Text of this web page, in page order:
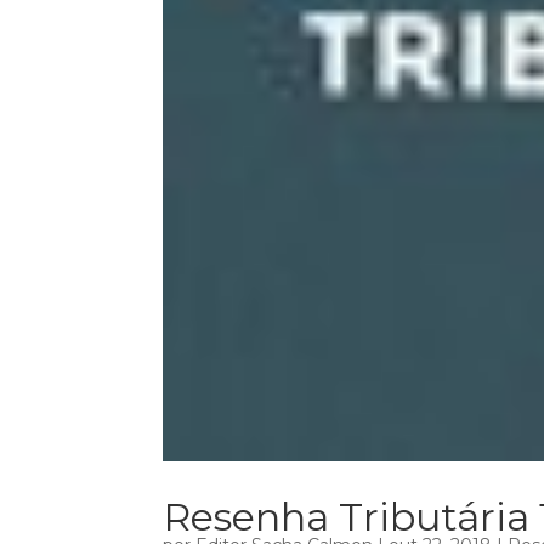
Resenha Tributária